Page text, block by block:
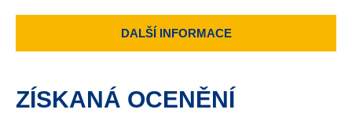
DALŠÍ INFORMACE
ZÍSKANÁ OCENĚNÍ